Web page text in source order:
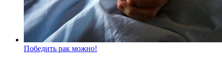
Победить рак можно!